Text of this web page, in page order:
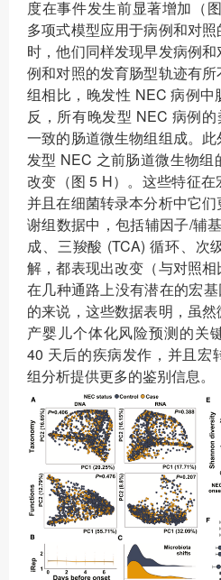
度在事件发生前显著增加（
多项式模型应用于病例和对
时，他们同样发现早发病例
例和对照的发育肠型轨迹有
组相比，晚发性 NEC 病例
反，所有晚发型 NEC 病例
一致的肠道微生物组组成。
发型 NEC 之前肠道微生物
改变（图 5 H）。这些特征在
并且在细菌转录本分析中它
谢组数据中，包括辅因子/辅
成、三羧酸 (TCA) 循环、次
解，都表现出改变（与对照
在几种通路上没有潜在的宏
的来说，这些数据表明，虽
产婴儿个体化风险预测的关
40 天后的疾病发作，并且宏
组分析提供更多的鉴别信息。